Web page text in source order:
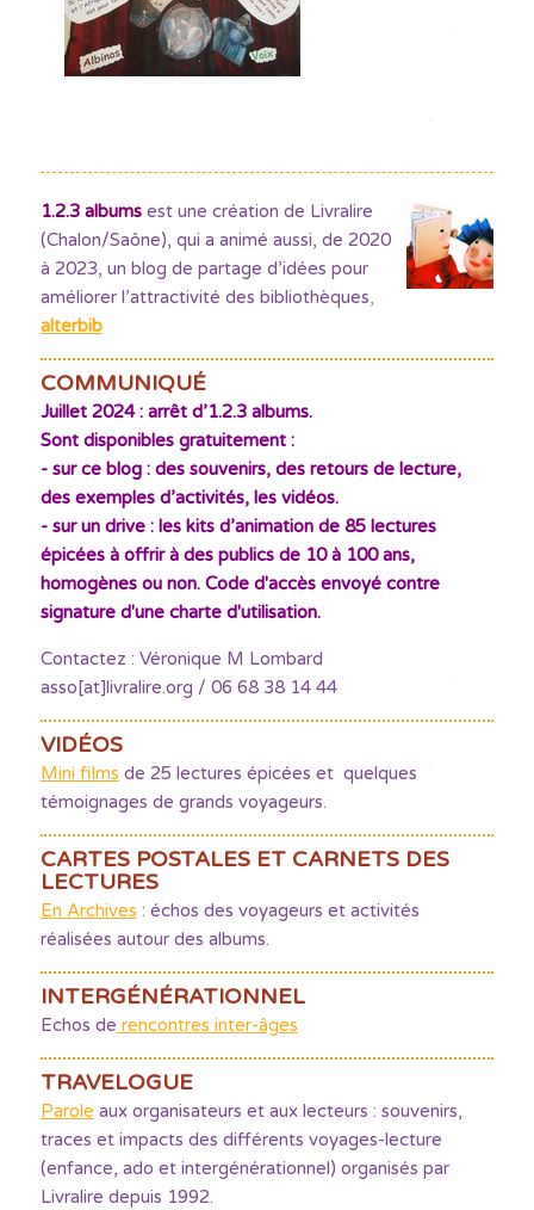
1.2.3 albumsest une création de Livralire
(Chalon/Saône), qui a animé aussi, de 2020
à 2023, un blog de partage d’idées pour
améliorer l’attractivité des bibliothèques,
alterbib
COMMUNIQUÉ
Juillet 2024 : arrêt d’1.2.3 albums.
Sont disponibles gratuitement :
- sur ce blog : des souvenirs, des retours de lecture,
des exemples d’activités, les vidéos.
- sur un drive : les kits d’animation de 85 lectures
épicées à offrir à des publics de 10 à 100 ans,
homogènes ou non. Code d'accès envoyé contre
signature d'une charte d'utilisation.
Contactez : Véronique M Lombard
asso[at]livralire.org / 06 68 38 14 44
VIDÉOS
Mini films de 25 lectures épicées et quelques
témoignages de grands voyageurs.
CARTES POSTALES ET CARNETS DES
LECTURES
En Archives : échos des voyageurs et activités
réalisées autour des albums.
INTERGÉNÉRATIONNEL
Echos de rencontres inter-âges
TRAVELOGUE
Parole aux organisateurs et aux lecteurs : souvenirs,
traces et impacts des différents voyages-lecture
(enfance, ado et intergénérationnel) organisés par
Livralire depuis 1992.